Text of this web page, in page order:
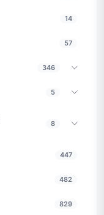
14
57
346
5
8
447
482
829